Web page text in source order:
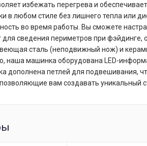
избежать перегрева и
в любом стиле без лишнего тепла или
во время работы. Вы сможете
сведения периметров при фэйдинге,
сталь (неподвижный нож) и
наша машинка оборудована LED-
дополнена петлей для подвешивания,
вам создавать уникальный